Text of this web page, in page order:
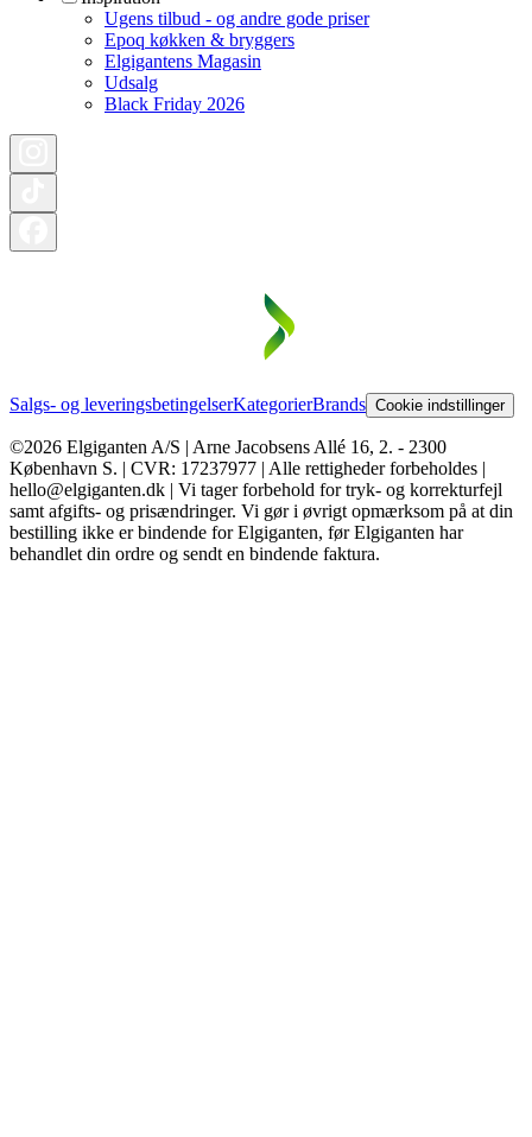
Ugens tilbud - og andre gode priser
Epoq køkken & bryggers
Elgigantens Magasin
Udsalg
Black Friday 2026
Salgs- og leveringsbetingelserKategorierBrands Cookie indstillinger
©2026 Elgiganten A/S | Arne Jacobsens Allé 16, 2. - 2300
København S. | CVR: 17237977 | Alle rettigheder forbeholdes |
hello@elgiganten.dk | Vi tager forbehold for tryk- og korrekturfejl
samt afgifts- og prisændringer. Vi gør i øvrigt opmærksom på at din
bestilling ikke er bindende for Elgiganten, før Elgiganten har
behandlet din ordre og sendt en bindende faktura.